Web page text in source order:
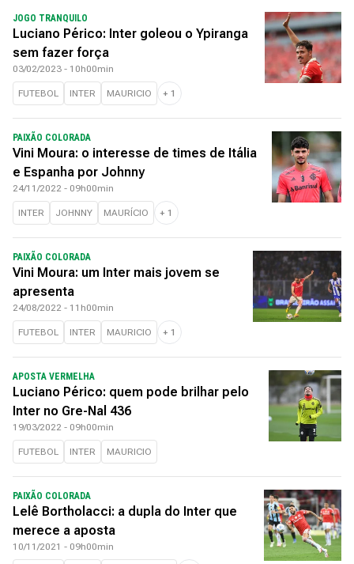
JOGO TRANQUILO
Luciano Périco: Inter goleou o Ypiranga
sem fazer força
03/02/2023 - 10h00min
FUTEBOL INTER MAURICIO + 1
PAIXÃO COLORADA
Vini Moura: o interesse de times de Itália
e Espanha por Johnny
24/11/2022 - 09h00min
INTER JOHNNY MAURÍCIO + 1
PAIXÃO COLORADA
Vini Moura: um Inter mais jovem se
apresenta
24/08/2022 - 11h00min
FUTEBOL INTER MAURICIO + 1
APOSTA VERMELHA
Luciano Périco: quem pode brilhar pelo
Inter no Gre-Nal 436
19/03/2022 - 09h00min
FUTEBOL INTER MAURICIO
PAIXÃO COLORADA
Lelê Bortholacci: a dupla do Inter que
merece a aposta
10/11/2021 - 09h00min